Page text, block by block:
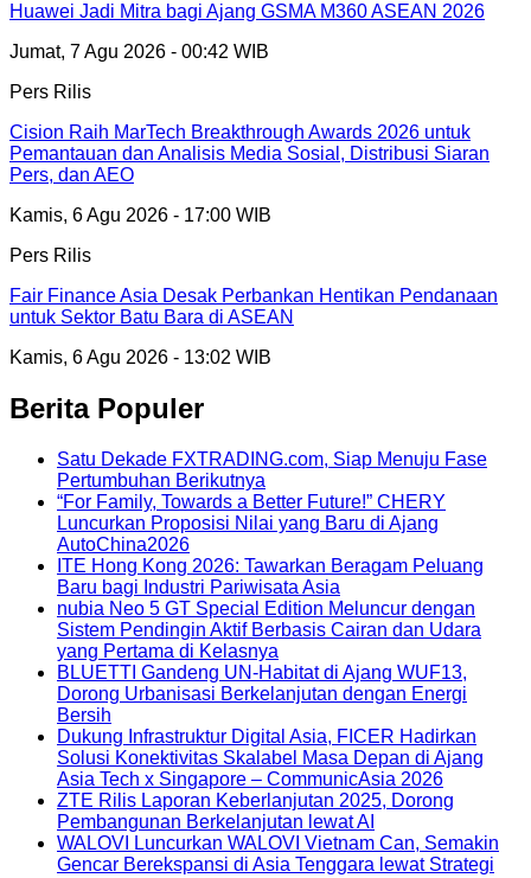
Huawei Jadi Mitra bagi Ajang GSMA M360 ASEAN 2026
Jumat, 7 Agu 2026 - 00:42 WIB
Pers Rilis
Cision Raih MarTech Breakthrough Awards 2026 untuk
Pemantauan dan Analisis Media Sosial, Distribusi Siaran
Pers, dan AEO
Kamis, 6 Agu 2026 - 17:00 WIB
Pers Rilis
Fair Finance Asia Desak Perbankan Hentikan Pendanaan
untuk Sektor Batu Bara di ASEAN
Kamis, 6 Agu 2026 - 13:02 WIB
Berita Populer
Satu Dekade FXTRADING.com, Siap Menuju Fase
Pertumbuhan Berikutnya
“For Family, Towards a Better Future!” CHERY
Luncurkan Proposisi Nilai yang Baru di Ajang
AutoChina2026
ITE Hong Kong 2026: Tawarkan Beragam Peluang
Baru bagi Industri Pariwisata Asia
nubia Neo 5 GT Special Edition Meluncur dengan
Sistem Pendingin Aktif Berbasis Cairan dan Udara
yang Pertama di Kelasnya
BLUETTI Gandeng UN-Habitat di Ajang WUF13,
Dorong Urbanisasi Berkelanjutan dengan Energi
Bersih
Dukung Infrastruktur Digital Asia, FICER Hadirkan
Solusi Konektivitas Skalabel Masa Depan di Ajang
Asia Tech x Singapore – CommunicAsia 2026
ZTE Rilis Laporan Keberlanjutan 2025, Dorong
Pembangunan Berkelanjutan lewat AI
WALOVI Luncurkan WALOVI Vietnam Can, Semakin
Gencar Berekspansi di Asia Tenggara lewat Strategi